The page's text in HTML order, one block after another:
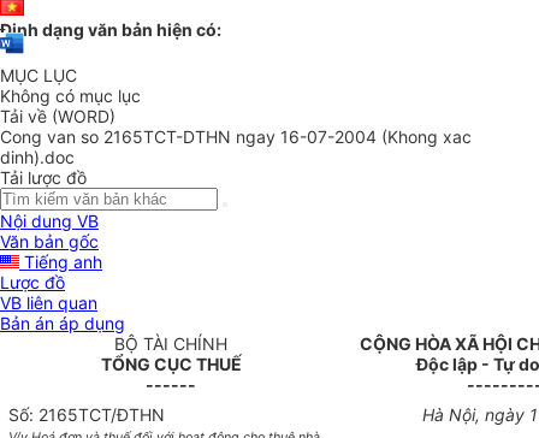
Định dạng văn bản hiện có:
MỤC LỤC
Không có mục lục
Tải về (WORD)
Cong van so 2165TCT-DTHN ngay 16-07-2004 (Khong xac
dinh).doc
Tải lược đồ
Nội dung VB
Văn bản gốc
Tiếng anh
Lược đồ
VB liên quan
Bản án áp dụng
BỘ TÀI CHÍNH
TỔNG CỤC THUẾ
------
CỘNG HÒA XÃ HỘI
Độc lập - Tự
Số: 2165TCT/ĐTHN
Hà Nội, ngày